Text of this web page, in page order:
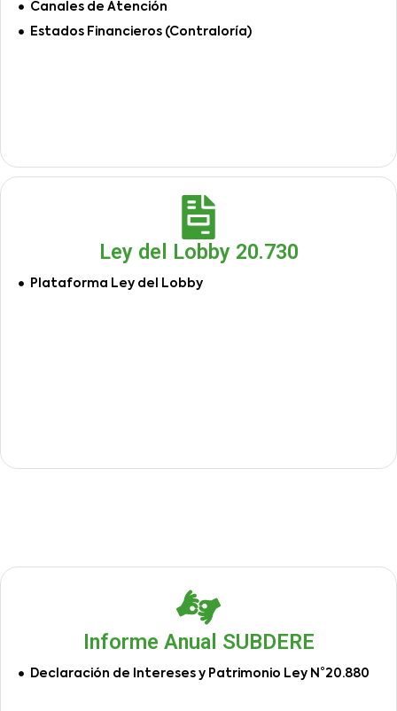
Canales de Atención
Estados Financieros (Contraloría)
Ley del Lobby 20.730
Plataforma Ley del Lobby
Informe Anual SUBDERE
Declaración de Intereses y Patrimonio Ley N°20.880